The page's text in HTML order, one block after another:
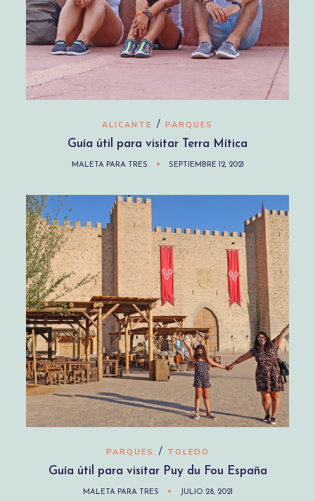
ALICANTE / PARQUES
Guía útil para visitar Terra Mítica
MALETA PARA TRES SEPTIEMBRE 12, 2021
PARQUES / TOLEDO
Guía útil para visitar Puy du Fou España
MALETA PARA TRES JULIO 28, 2021